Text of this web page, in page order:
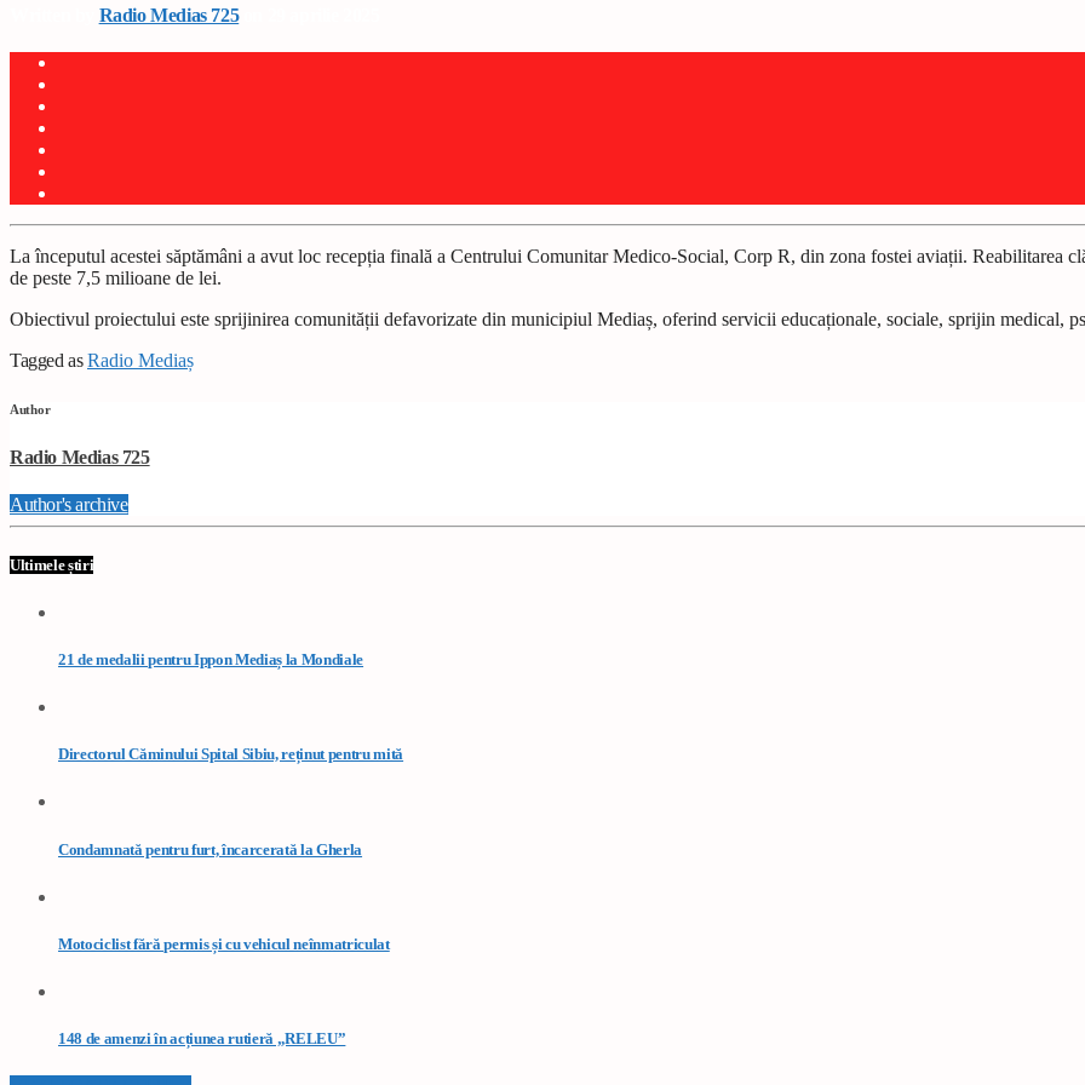
Radio Medias 725on 29 aprilie 2025
La începutul acestei săptămâni a avut loc recepția finală a Centrului Comunitar Medico-Social, Corp R, din zona fostei aviații. Reabilitarea
de peste 7,5 milioane de lei.
Obiectivul proiectului este sprijinirea comunității defavorizate din municipiul Mediaș, oferind servicii educaționale, sociale, sprijin medical,
Tagged asRadio Mediaș
Author
Radio Medias 725
Author's archive
Ultimele știri
21 de medalii pentru Ippon Mediaș la Mondiale
Directorul Căminului Spital Sibiu, reținut pentru mită
Condamnată pentru furt, încarcerată la Gherla
Motociclist fără permis și cu vehicul neînmatriculat
148 de amenzi în acțiunea rutieră „RELEU”